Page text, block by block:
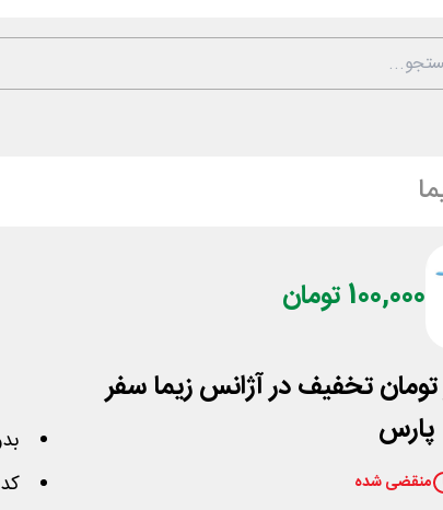
100,000 تومان
با 100 هزار تومان تخفیف در آژانس زیما سفر
پارس
منقضی شده